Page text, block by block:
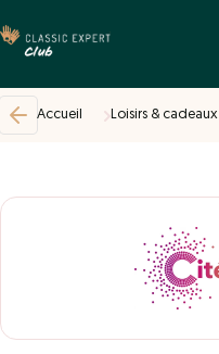
Accueil Loisirs & cadeaux